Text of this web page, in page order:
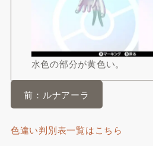
水色の部分が黄色い。
前：ルナアーラ
色違い判別表一覧はこちら